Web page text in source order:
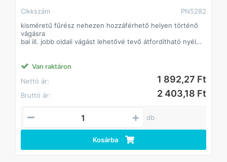
Cikkszám
PN5282
kisméretű fűrész nehezen hozzáférhető helyen történő
vágásra
bal ill. jobb oldali vágást lehetővé tevő átfordítható nyél
acélbetétes gerincmerevítés
Van raktáron
Nettó ár:
1 892,27 Ft
Bruttó ár: 2 403,18 Ft
db
Kosárba